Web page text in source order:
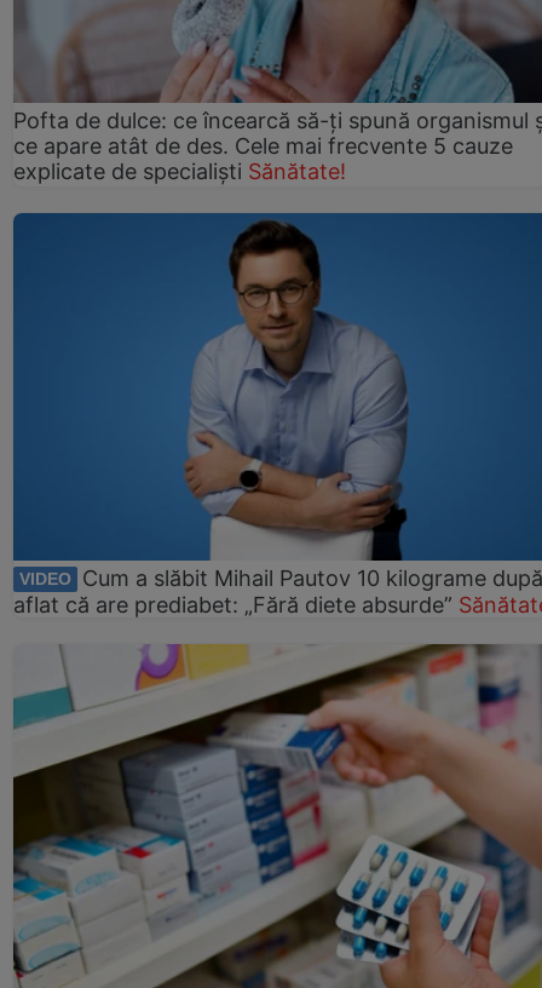
Pofta de dulce: ce încearcă să-ți spună organismul
ce apare atât de des. Cele mai frecvente 5 cauze
explicate de specialiști Sănătate!
VIDEO
Cum a slăbit Mihail Pautov 10 kilograme
aflat că are prediabet: „Fără diete absurde”